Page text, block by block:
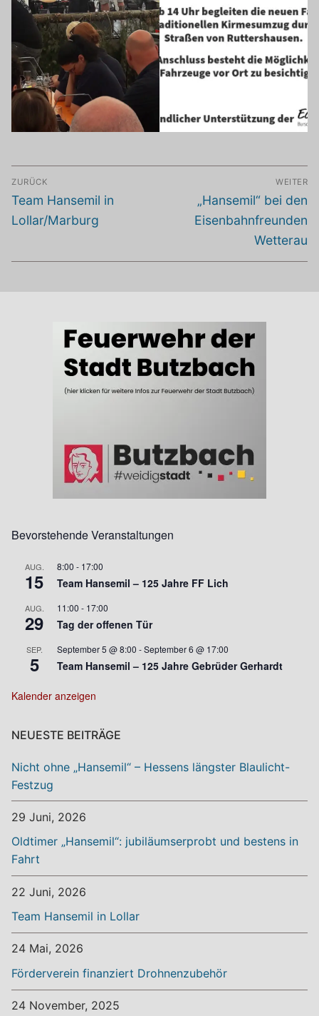
Beitragsnavigation
ZURÜCK
Vorheriger
Beitrag:
Team Hansemil in
Lollar/Marburg
WEITER
Nächster
Beitrag:
„Hansemil“ bei den
Eisenbahnfreunden
Wetterau
Bevorstehende Veranstaltungen
AUG.
15
8:00 - 17:00
Team Hansemil – 125 Jahre FF Lich
AUG.
29
11:00 - 17:00
Tag der offenen Tür
SEP.
5
September 5 @ 8:00 -September 6 @ 17:00
Team Hansemil – 125 Jahre Gebrüder Gerhardt
Kalender anzeigen
NEUESTE BEITRÄGE
Nicht ohne „Hansemil“ – Hessens längster Blaulicht-
Festzug
29 Juni, 2026
Oldtimer „Hansemil“: jubiläumserprobt und bestens in
Fahrt
22 Juni, 2026
Team Hansemil in Lollar
24 Mai, 2026
Förderverein finanziert Drohnenzubehör
24 November, 2025